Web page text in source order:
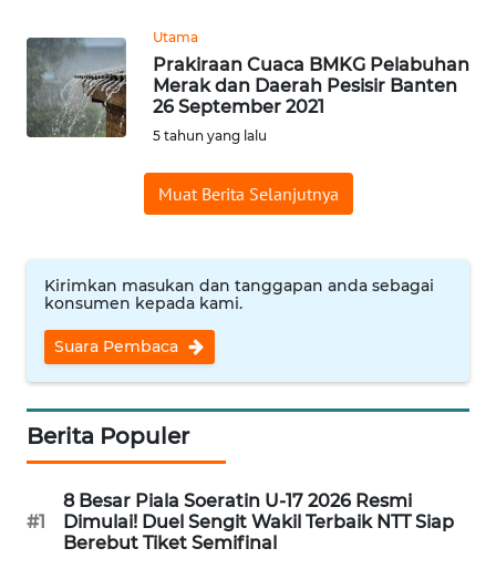
Utama
Prakiraan Cuaca BMKG Pelabuhan
Merak dan Daerah Pesisir Banten
26 September 2021
5 tahun yang lalu
Muat Berita Selanjutnya
Kirimkan masukan dan tanggapan anda sebagai
konsumen kepada kami.
Suara Pembaca
Berita Populer
#1
8 Besar Piala Soeratin U-17 2026 Resmi
Dimulai! Duel Sengit Wakil Terbaik NTT Siap
Berebut Tiket Semifinal
SUMBAR
WN
SUMSEL
WN
LAMPUNG
WN
JATENG
WN
NUSANTARA
WN
JOGJA